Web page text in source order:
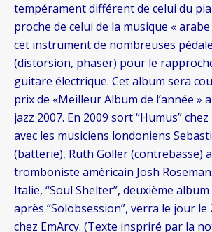
tempérament différent de celui du
proche de celui de la musique «
cet instrument de nombreuses
(distorsion, phaser) pour le
guitare électrique. Cet album sera
prix de «Meilleur Album de l’année »
jazz 2007. En 2009 sort “Humus”
avec les musiciens londoniens
(batterie), Ruth Goller (contrebasse)
tromboniste américain Josh
Italie, “Soul Shelter”, deuxième
après “Solobsession”, verra le jour le
chez EmArcy. (Texte inspriré par la